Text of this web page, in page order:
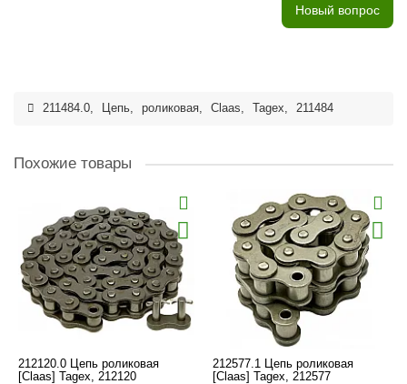
Новый вопрос
211484.0, Цепь, роликовая, Claas, Tagex, 211484
Похожие товары
212120.0 Цепь роликовая
[Claas] Tagex, 212120
212577.1 Цепь роликовая
[Claas] Tagex, 212577